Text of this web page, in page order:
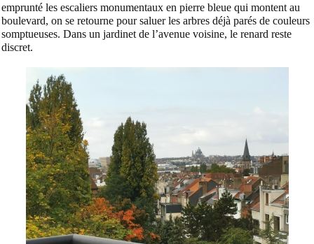
emprunté les escaliers monumentaux en pierre bleue qui montent au
boulevard, on se retourne pour saluer les arbres déjà parés de couleurs
somptueuses. Dans un jardinet de l’avenue voisine, le renard reste
discret.